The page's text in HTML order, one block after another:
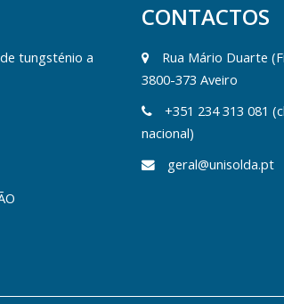
tungsténio a
CONTACTOS
Rua Mário Duarte
3800-373 Aveiro
+351 234 313 081
nacional)
geral@unisolda.pt